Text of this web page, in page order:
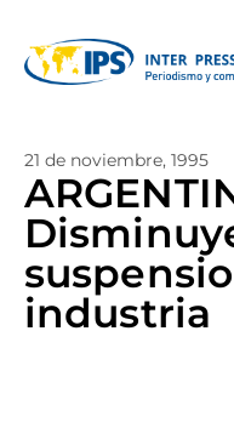
21 de noviembre, 1995
industria